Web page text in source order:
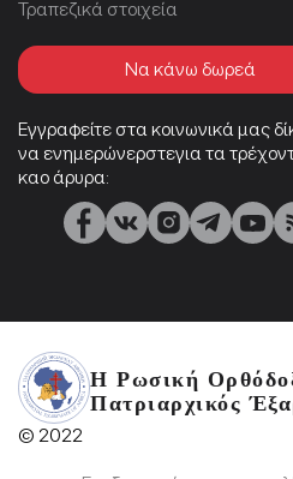
Τραπεζικά στοιχεία
Να κάνω δωρεά
Εγγραφείτε στα κοινωνικά μας
να ενημερώνερστεγια τα
καο άρυρα:
Η Ρωσική
Πατριαρχικός
© 2022